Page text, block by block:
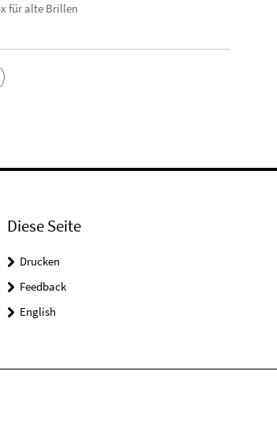
für alte Brillen
Diese Seite
Drucken
Feedback
English